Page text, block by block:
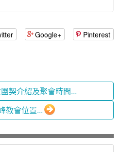
Google+ Pinterest
契介紹及聚會時間...
教會位置...